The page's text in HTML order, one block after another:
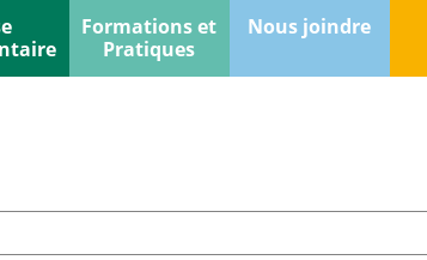
Formations et
Pratiques
Nous joindre